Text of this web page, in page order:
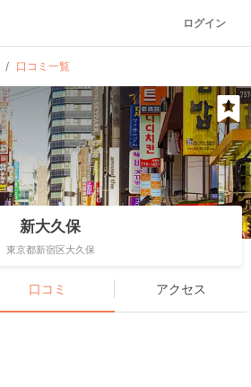
ログイン
口コミ一覧
新大久保
東京都新宿区大久保
口コミ アクセス